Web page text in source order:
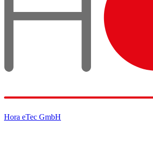
Hora eTec GmbH